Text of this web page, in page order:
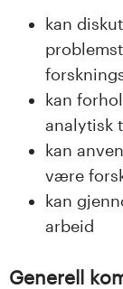
kan
kan
analytisk
kan
være
kan
arbeid
Generell